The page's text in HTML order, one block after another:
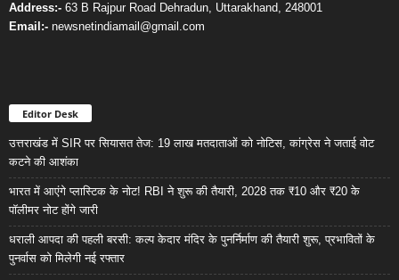
Address:- 63 B Rajpur Road Dehradun, Uttarakhand, 248001
Email:- newsnetindiamail@gmail.com
Editor Desk
उत्तराखंड में SIR पर सियासत तेज: 19 लाख मतदाताओं को नोटिस, कांग्रेस ने जताई वोट
कटने की आशंका
भारत में आएंगे प्लास्टिक के नोट! RBI ने शुरू की तैयारी, 2028 तक ₹10 और ₹20 के
पॉलीमर नोट होंगे जारी
धराली आपदा की पहली बरसी: कल्प केदार मंदिर के पुनर्निर्माण की तैयारी शुरू, प्रभावितों के
पुनर्वास को मिलेगी नई रफ्तार